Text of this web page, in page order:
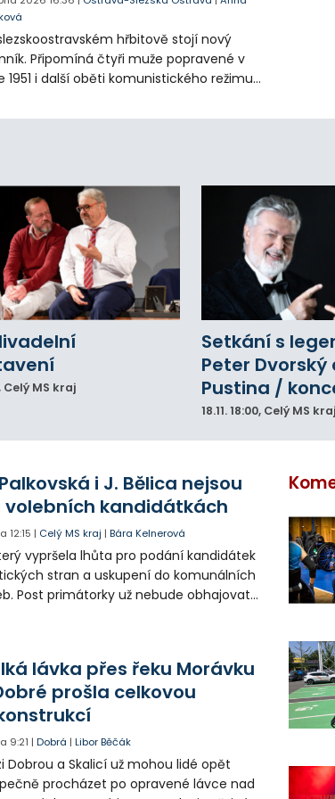
hřbitově stojí nový
Připomíná čtyři muže popravené v
1951 i další oběti komunistického režimu.
přes sedmdesát let.
Celý MS kraj
Setkání s
Peter Dvorský
Pustina /
18.11.18:00, Celý MS kraj
i J. Bělica nejsou
volebních kandidátkách
12:15 | Celý MS kraj |Bára Kelnerová
vypršela lhůta pro podání kandidátek
stran a uskupení do komunálních
Post primátorky už nebude obhajovat
lávka přes řeku Morávku
prošla celkovou
9:21 |Dobrá |Libor Běčák
Dobrou a Skalicí už mohou lidé opět
procházet po opravené lávce nad